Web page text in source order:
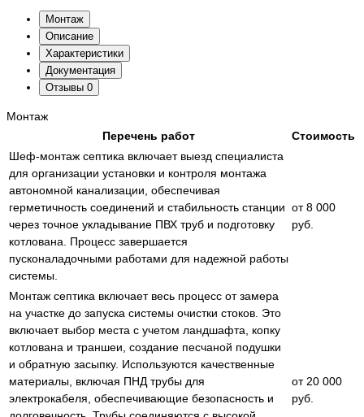
Монтаж
Описание
Характеристики
Документация
Отзывы 0
Монтаж
Перечень работ
Стоимость
Шеф-монтаж септика включает выезд специалиста
для организации установки и контроля монтажа
автономной канализации, обеспечивая
герметичность соединений и стабильность станции
через точное укладывание ПВХ труб и подготовку
котлована. Процесс завершается
пусконаладочными работами для надежной работы
системы.
от 8 000
руб.
Монтаж септика включает весь процесс от замера
на участке до запуска системы очистки стоков. Это
включает выбор места с учетом ландшафта, копку
котлована и траншеи, создание песчаной подушки
и обратную засыпку. Используются качественные
материалы, включая ПНД трубы для
электрокабеля, обеспечивающие безопасность и
от 20 000
руб.